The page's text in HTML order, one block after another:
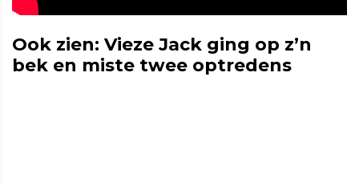
Ook zien: Vieze Jack ging op z’n
bek en miste twee optredens